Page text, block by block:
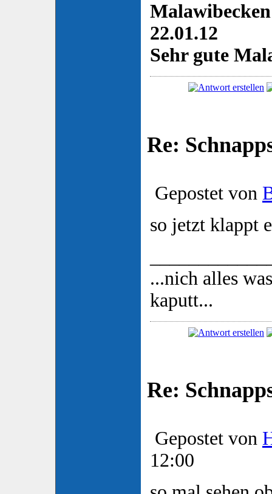
22.01.12
Sehr gute
Re:
Gepostet von
so jetzt klappt
...nich alles
kaputt...
Re:
Gepostet von
12:00